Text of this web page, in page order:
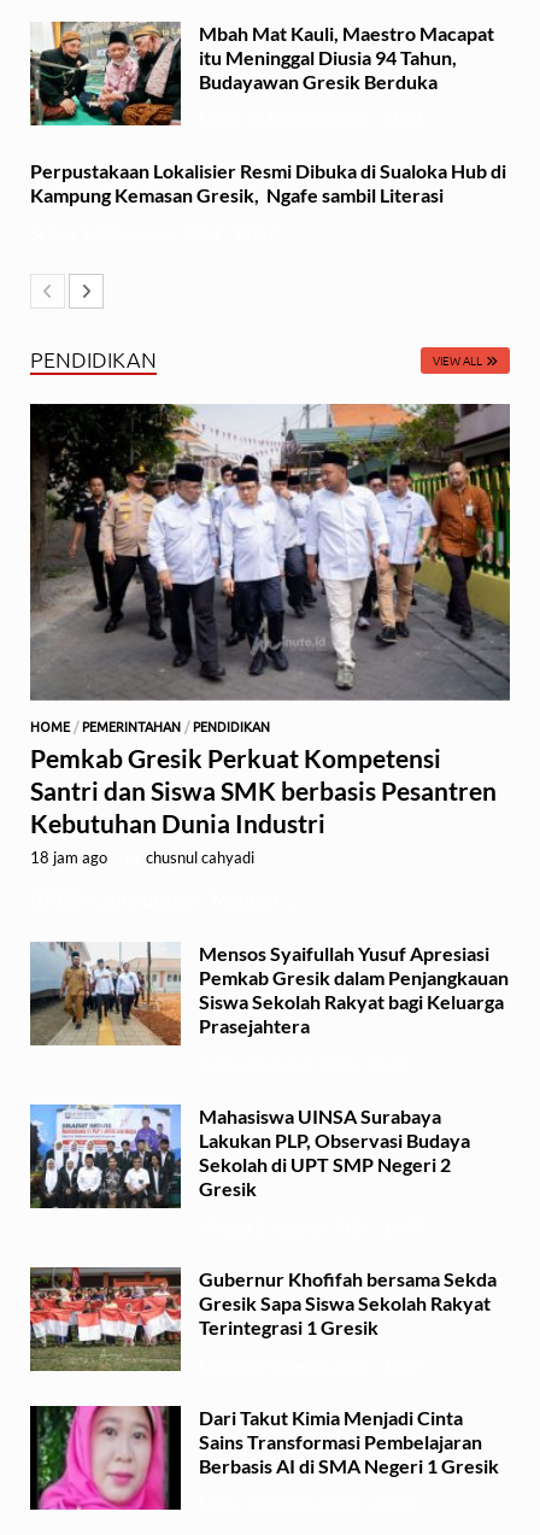
Mbah Mat Kauli, Maestro Macapat
itu Meninggal Diusia 94 Tahun,
Budayawan Gresik Berduka
Perpustakaan Lokalisier Resmi Dibuka di Sualoka Hub di
Kampung Kemasan Gresik, Ngafe sambil Literasi
PENDIDIKAN VIEW ALL
HOME /PEMERINTAHAN /PENDIDIKAN
Pemkab Gresik Perkuat Kompetensi
Santri dan Siswa SMK berbasis Pesantren
Kebutuhan Dunia Industri
18 jam ago chusnul cahyadi
Mensos Syaifullah Yusuf Apresiasi
Pemkab Gresik dalam Penjangkauan
Siswa Sekolah Rakyat bagi Keluarga
Prasejahtera
Mahasiswa UINSA Surabaya
Lakukan PLP, Observasi Budaya
Sekolah di UPT SMP Negeri 2
Gresik
Gubernur Khofifah bersama Sekda
Gresik Sapa Siswa Sekolah Rakyat
Terintegrasi 1 Gresik
Dari Takut Kimia Menjadi Cinta
Sains Transformasi Pembelajaran
Berbasis AI di SMA Negeri 1 Gresik